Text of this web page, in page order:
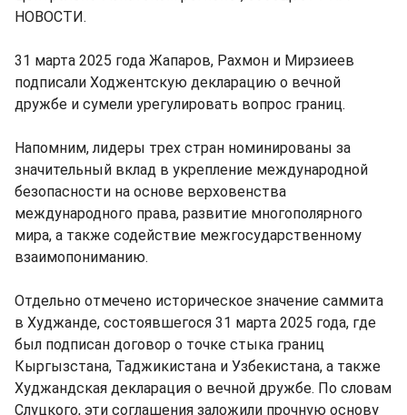
НОВОСТИ.
31 марта 2025 года Жапаров, Рахмон и Мирзиеев
подписали Ходжентскую декларацию о вечной
дружбе и сумели урегулировать вопрос границ.
Напомним, лидеры трех стран номинированы за
значительный вклад в укрепление международной
безопасности на основе верховенства
международного права, развитие многополярного
мира, а также содействие межгосударственному
взаимопониманию.
Отдельно отмечено историческое значение саммита
в Худжанде, состоявшегося 31 марта 2025 года, где
был подписан договор о точке стыка границ
Кыргызстана, Таджикистана и Узбекистана, а также
Худжандская декларация о вечной дружбе. По словам
Слуцкого, эти соглашения заложили прочную основу